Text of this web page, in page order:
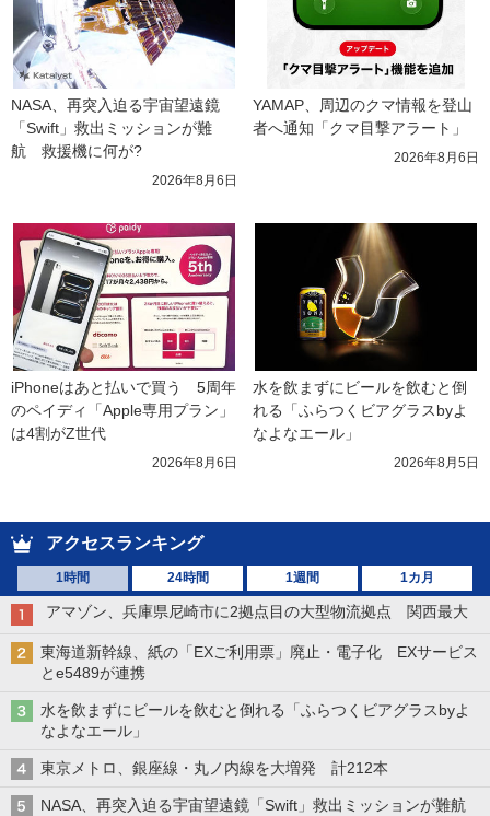
NASA、再突入迫る宇宙望遠鏡
「Swift」救出ミッションが難
航　救援機に何が?
2026年8月6日
YAMAP、周辺のクマ情報を登山
者へ通知「クマ目撃アラート」
2026年8月6日
iPhoneはあと払いで買う　5周年
のペイディ「Apple専用プラン」
は4割がZ世代
2026年8月6日
水を飲まずにビールを飲むと倒
れる「ふらつくビアグラスbyよ
なよなエール」
2026年8月5日
アクセスランキング
1時間 24時間 1週間 1カ月
アマゾン、兵庫県尼崎市に2拠点目の大型物流拠点 関西最大
東海道新幹線、紙の「EXご利用票」廃止・電子化 EXサービス
とe5489が連携
水を飲まずにビールを飲むと倒れる「ふらつくビアグラスbyよ
なよなエール」
東京メトロ、銀座線・丸ノ内線を大増発 計212本
NASA、再突入迫る宇宙望遠鏡「Swift」救出ミッションが難航